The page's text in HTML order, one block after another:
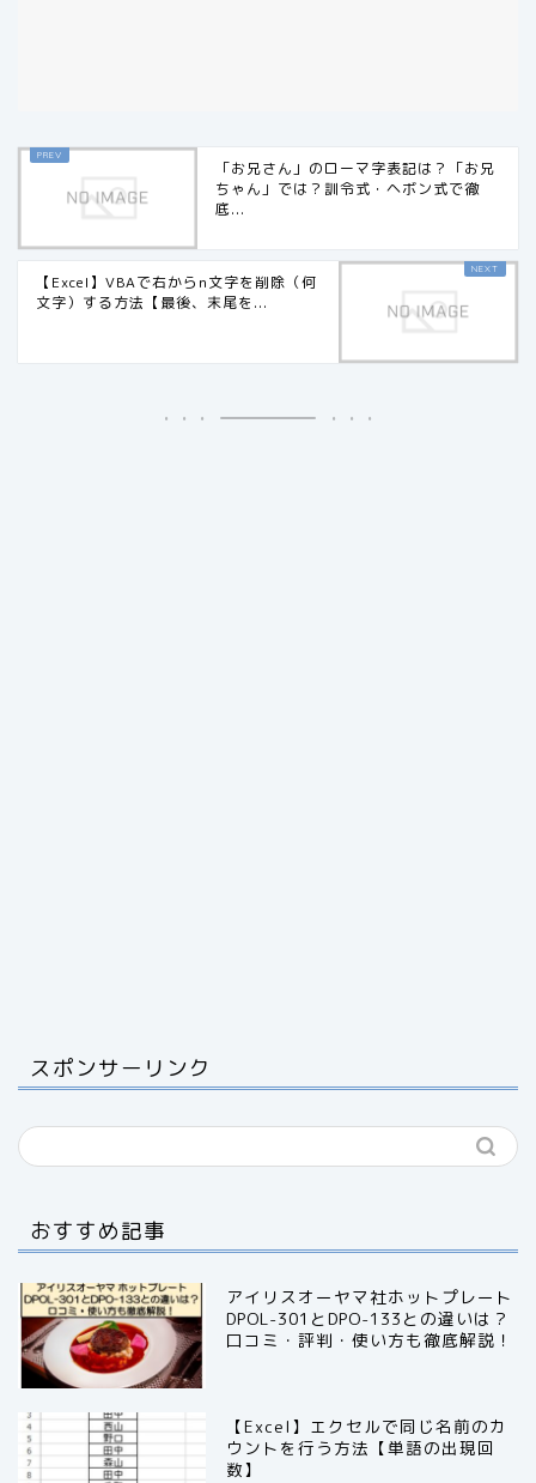
「お兄さん」のローマ字表記は？「お兄
ちゃん」では？訓令式・ヘボン式で徹
底...
【Excel】VBAで右からn文字を削除（何
文字）する方法【最後、末尾を...
スポンサーリンク
おすすめ記事
アイリスオーヤマ社ホットプレート
DPOL-301とDPO-133との違いは？
口コミ・評判・使い方も徹底解説！
【Excel】エクセルで同じ名前のカ
ウントを行う方法【単語の出現回
数】